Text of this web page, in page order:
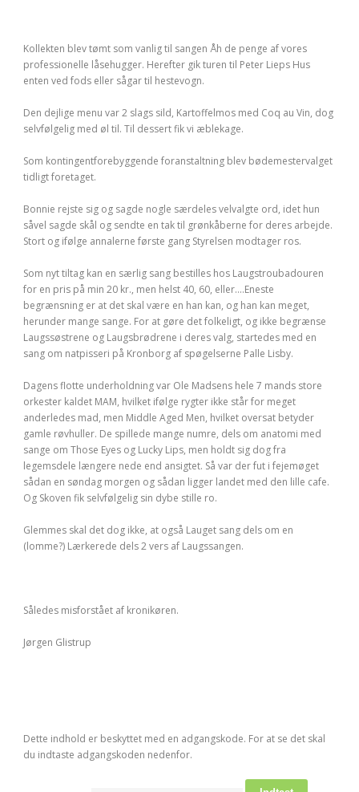
Kollekten blev tømt som vanlig til sangen Åh de penge af vores
professionelle låsehugger. Herefter gik turen til Peter Lieps Hus
enten ved fods eller sågar til hestevogn.
Den dejlige menu var 2 slags sild, Kartoffelmos med Coq au Vin, dog
selvfølgelig med øl til. Til dessert fik vi æblekage.
Som kontingentforebyggende foranstaltning blev bødemestervalget
tidligt foretaget.
Bonnie rejste sig og sagde nogle særdeles velvalgte ord, idet hun
såvel sagde skål og sendte en tak til grønkåberne for deres arbejde.
Stort og ifølge annalerne første gang Styrelsen modtager ros.
Som nyt tiltag kan en særlig sang bestilles hos Laugstroubadouren
for en pris på min 20 kr., men helst 40, 60, eller….Eneste
begrænsning er at det skal være en han kan, og han kan meget,
herunder mange sange. For at gøre det folkeligt, og ikke begrænse
Laugssøstrene og Laugsbrødrene i deres valg, startedes med en
sang om natpisseri på Kronborg af spøgelserne Palle Lisby.
Dagens flotte underholdning var Ole Madsens hele 7 mands store
orkester kaldet MAM, hvilket ifølge rygter ikke står for meget
anderledes mad, men Middle Aged Men, hvilket oversat betyder
gamle røvhuller. De spillede mange numre, dels om anatomi med
sange om Those Eyes og Lucky Lips, men holdt sig dog fra
legemsdele længere nede end ansigtet. Så var der fut i fejemøget
sådan en søndag morgen og sådan ligger landet med den lille cafe.
Og Skoven fik selvfølgelig sin dybe stille ro.
Glemmes skal det dog ikke, at også Lauget sang dels om en
(lomme?) Lærkerede dels 2 vers af Laugssangen.
Således misforstået af kronikøren.
Jørgen Glistrup
Dette indhold er beskyttet med en adgangskode. For at se det skal
du indtaste adgangskoden nedenfor.